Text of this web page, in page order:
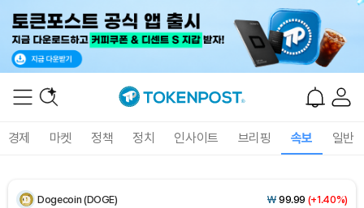
경제 마켓 정책 정치 인사이트 브리핑 속보 일반
XRP (XRP) ₩ 1,469(+1.06%)
Dogecoin (DOGE) ₩ 99.99 (+1.40%)